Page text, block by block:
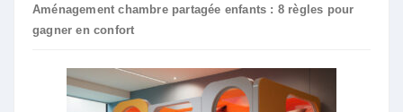
Aménagement chambre partagée enfants : 8 règles pour
gagner en confort